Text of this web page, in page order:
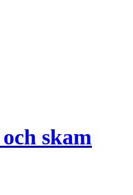
skam